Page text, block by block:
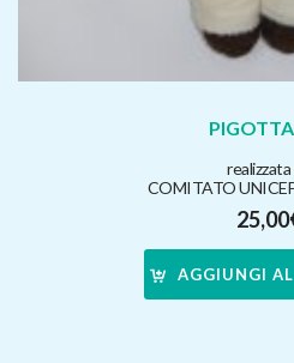
realizzata
COMITATO
25,00
AGGIUNGI